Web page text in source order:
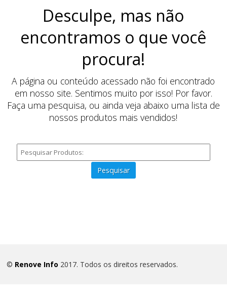
Desculpe, mas não
encontramos o que você
procura!
A página ou conteúdo acessado não foi encontrado
em nosso site. Sentimos muito por isso! Por favor.
Faça uma pesquisa, ou ainda veja abaixo uma lista de
nossos produtos mais vendidos!
Pesquisar
© Renove Info 2017. Todos os direitos reservados.